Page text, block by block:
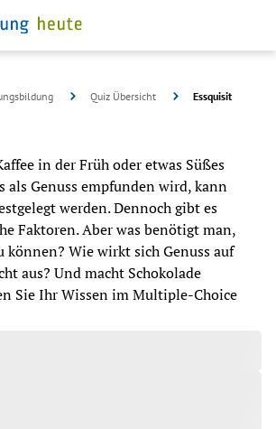
Quiz Übersicht Essquisit
in der Früh oder etwas Süßes
als Genuss empfunden wird, kann
werden. Dennoch gibt es
Faktoren. Aber was benötigt man,
können? Wie wirkt sich Genuss auf
aus? Und macht Schokolade
Sie Ihr Wissen im Multiple-Choice